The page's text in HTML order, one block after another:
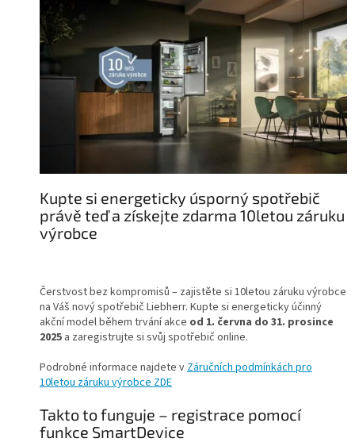
Kupte si energeticky úsporný spotřebič
právě teď a získejte zdarma 10letou záruku
výrobce
Čerstvost bez kompromisů – zajistěte si 10letou záruku výrobce
na Váš nový spotřebič Liebherr. Kupte si energeticky účinný
akční model během trvání akce od 1. června do 31. prosince
2025 a zaregistrujte si svůj spotřebič online.
Podrobné informace najdete v Záručních podmínkách pro
10letou záruku výrobce ZDE
Takto to funguje – registrace pomocí
funkce SmartDevice